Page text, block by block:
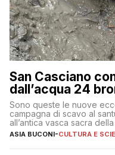
San Casciano
dall’acqua 24
Sono queste le nuove
campagna di scavo al
all’antica vasca sacra
Grande
ASIA BUCONI-CULTURA E